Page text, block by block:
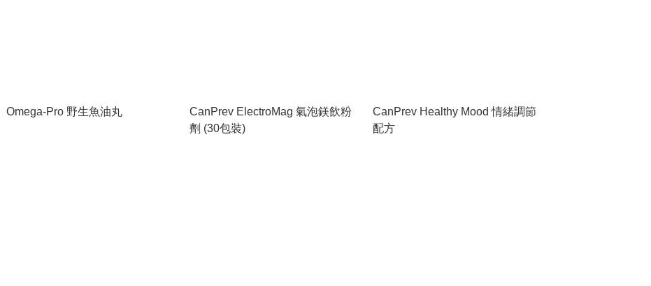
Omega-Pro 野生魚油丸
CanPrev ElectroMag 氣泡鎂飲粉
劑 (30包裝)
CanPrev Healthy Mood 情緒調節
配方